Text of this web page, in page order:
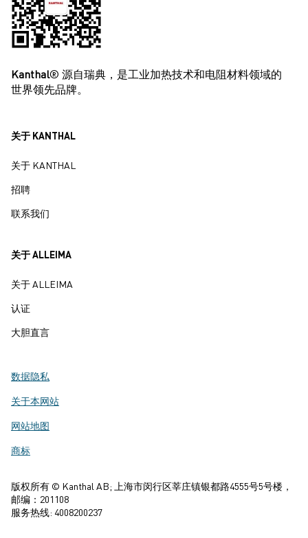
Kanthal® 源自瑞典，是工业加热技术和电阻材料领域的
世界领先品牌。
关于 KANTHAL
关于 KANTHAL
招聘
联系我们
关于 ALLEIMA
关于 ALLEIMA
认证
大胆直言
数据隐私
关于本网站
网站地图
商标
版权所有 © Kanthal AB; 上海市闵行区莘庄镇银都路4555号5号楼，
邮编：201108
服务热线: 4008200237